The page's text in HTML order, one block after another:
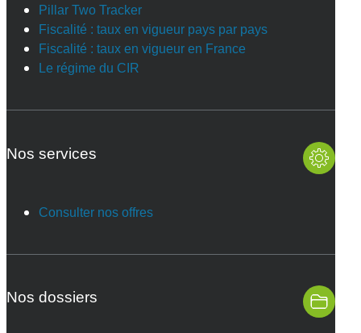
Pillar Two Tracker
Fiscalité : taux en vigueur pays par pays
Fiscalité : taux en vigueur en France
Le régime du CIR
Nos services
Consulter nos offres
Nos dossiers